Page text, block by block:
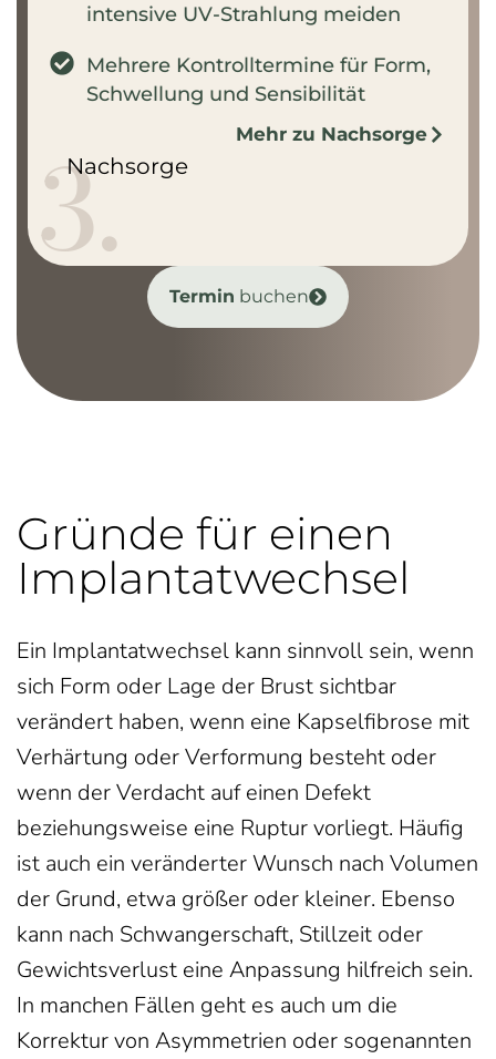
intensive UV-Strahlung meiden
Mehrere Kontrolltermine für Form,
Schwellung und Sensibilität
Mehr zu Nachsorge
3.
Nachsorge
Termin buchen
Gründe für einen
Implantat­wechsel
Ein Implantatwechsel kann sinnvoll sein, wenn
sich Form oder Lage der Brust sichtbar
verändert haben, wenn eine Kapselfibrose mit
Verhärtung oder Verformung besteht oder
wenn der Verdacht auf einen Defekt
beziehungsweise eine Ruptur vorliegt. Häufig
ist auch ein veränderter Wunsch nach Volumen
der Grund, etwa größer oder kleiner. Ebenso
kann nach Schwangerschaft, Stillzeit oder
Gewichtsverlust eine Anpassung hilfreich sein.
In manchen Fällen geht es auch um die
Korrektur von Asymmetrien oder sogenannten